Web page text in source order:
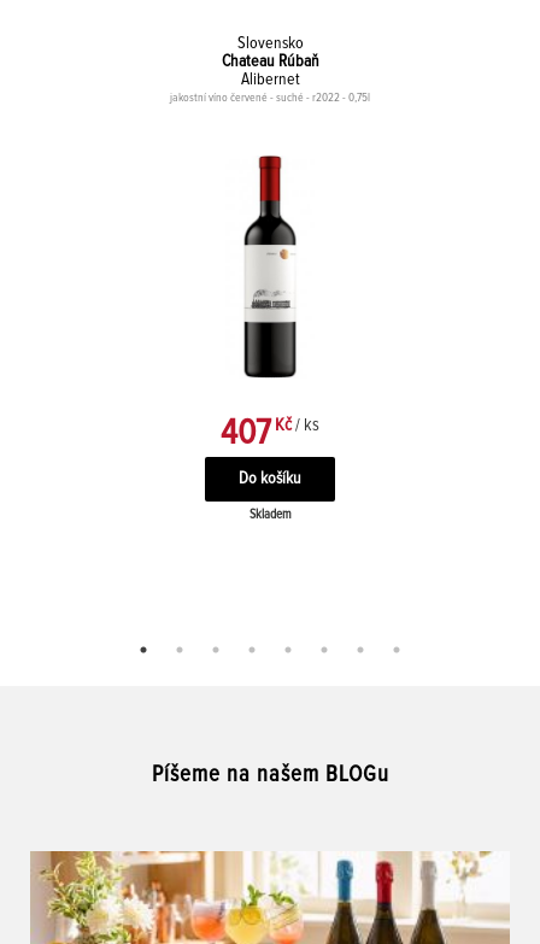
Slovensko
Chateau Rúbaň
Alibernet
jakostní víno červené - suché - r2022 - 0,75l
407Kč / ks
Skladem
Píšeme na našem BLOGu